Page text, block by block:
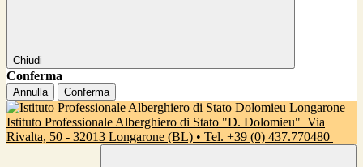
Chiudi
Conferma
Annulla Conferma
Istituto Professionale Alberghiero di Stato "D. Dolomieu" Via
Rivalta, 50 - 32013 Longarone (BL) • Tel. +39 (0) 437.770480